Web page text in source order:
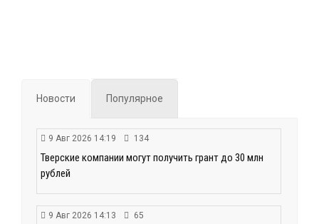
Новости Популярное
9 Авг 2026 14:19 134
Тверские компании могут получить грант до 30 млн
рублей
9 Авг 2026 14:13 65